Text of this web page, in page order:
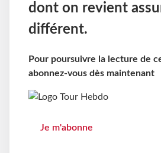
dont on revient
différent.
Pour poursuivre la lecture de
abonnez-vous dès maintenant
Je m'abonne